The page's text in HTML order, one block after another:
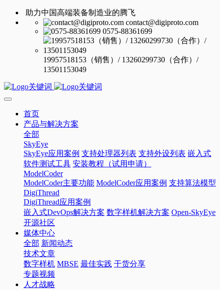
助力中国高端装备制造业的腾飞
contact@digiproto.com
0575-88361699
19957518153（销售）/ 13260299730（合作）/
13501153049
首页
产品与解决方案
全部
SkyEye
SkyEye应用案例 支持处理器列表 支持外设列表 嵌入式
软件测试工具 安装教程（试用申请）
ModelCoder
ModelCoder主要功能 ModelCoder应用案例 支持算法模型
DigiThread
DigiThread应用案例
嵌入式DevOps解决方案 数字样机解决方案 Open-SkyEye
开源社区
媒体中心
全部 新闻动态
技术文章
数字样机 MBSE 最佳实践 干货分享
专题视频
人才战略